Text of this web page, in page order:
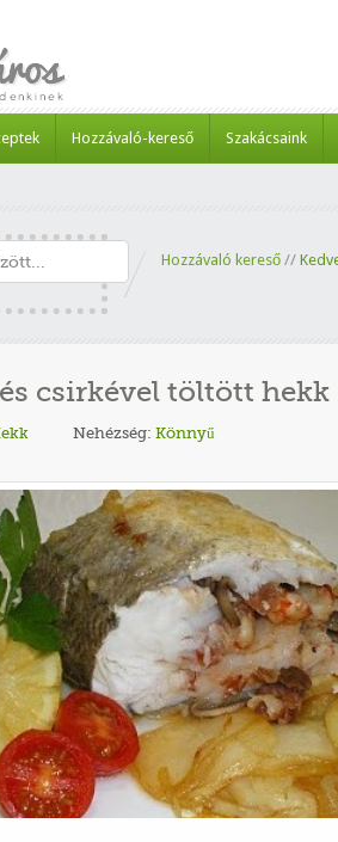
Hozzávaló-kereső Szakácsaink
Hozzávaló kereső //
csirkével töltött hekk
Nehézség: Könnyű